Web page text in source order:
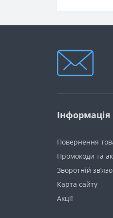
Інформація
Повернення
Промокоди та
Зворотній
Карта сайту
Акції